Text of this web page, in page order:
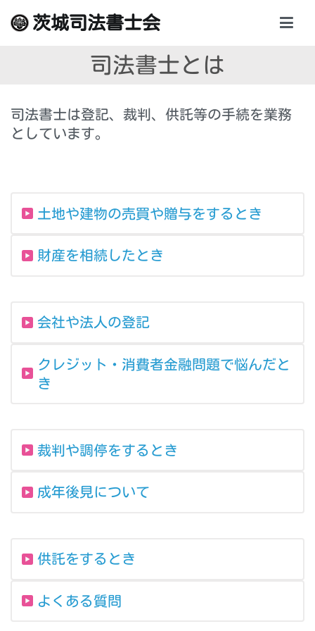
容
プ
茨城司法書士会
司法書士とは
司法書士は登記、裁判、供託等の手続を業務
としています。
土地や建物の売買や贈与をするとき
財産を相続したとき
会社や法人の登記
クレジット・消費者金融問題で悩んだと
き
裁判や調停をするとき
成年後見について
供託をするとき
よくある質問